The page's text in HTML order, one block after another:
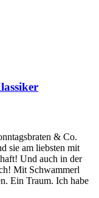
& Co.
sie am liebsten mit
Und auch in der
Mit Schwammerl
Ein Traum. Ich habe